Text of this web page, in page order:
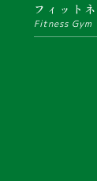
フィット
Fitness Gym